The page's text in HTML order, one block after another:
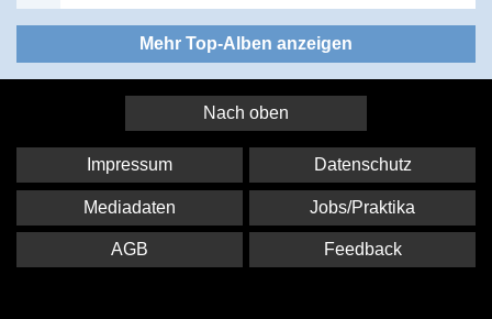
Mehr Top-Alben anzeigen
Nach oben
Impressum Datenschutz
Mediadaten Jobs/Praktika
AGB Feedback